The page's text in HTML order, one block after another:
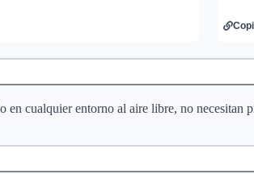
cualquier entorno al aire libre, no necesitan